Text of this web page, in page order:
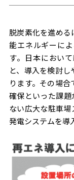
脱炭素化を進め
能エネルギーに
す。日本におい
と、導入を検討
ります。その場
確保といった課
ない広大な駐車
発電システムを導